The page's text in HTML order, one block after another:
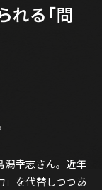
れる「問
潟幸志さん。近年
を代替しつつあ